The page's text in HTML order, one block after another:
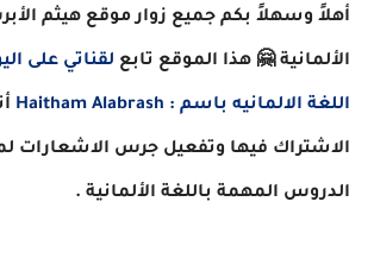
أهلاً وسهلاً بكم جميع زوار موقع هيثم
الألمانية 🤗 هذا الموقع تابع لقناتي على
اللغة الالمانيه باسم :
الاشتراك فيها وتفعيل جرس الاشعارات
الدروس المهمة باللغة الألمانية .